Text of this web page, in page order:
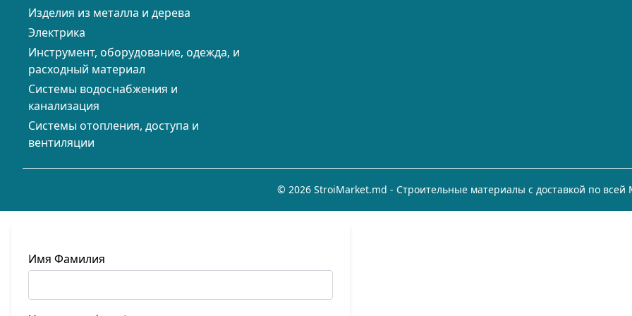
Изделия из металла и дерева
Электрика
Инструмент, оборудование, одежда, и
расходный материал
Системы водоснабжения и
канализация
Системы отопления, доступа и
вентиляции
© 2026 StroiMarket.md - Строительные материалы с доставкой по всей
Имя Фамилия